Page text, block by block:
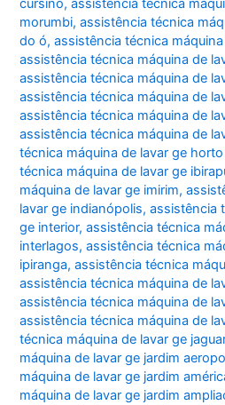
cursino,assistência técnica
morumbi,assistência técnica
do ó,assistência técnica
assistência técnica máquina de
assistência técnica máquina de
assistência técnica máquina de
assistência técnica máquina de
assistência técnica máquina de
técnica máquina de lavar ge
técnica máquina de lavar ge
máquina de lavar ge imirim,
lavar ge indianópolis,assistência
ge interior,assistência técnica
interlagos,assistência técnica
ipiranga,assistência técnica
assistência técnica máquina de
assistência técnica máquina de
assistência técnica máquina de
técnica máquina de lavar ge
máquina de lavar ge jardim
máquina de lavar ge jardim
máquina de lavar ge jardim